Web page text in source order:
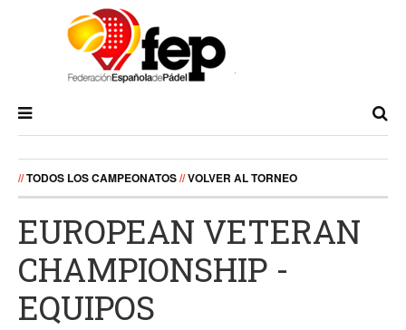
//TODOS LOS CAMPEONATOS//VOLVER AL TORNEO
EUROPEAN VETERAN
CHAMPIONSHIP -
EQUIPOS